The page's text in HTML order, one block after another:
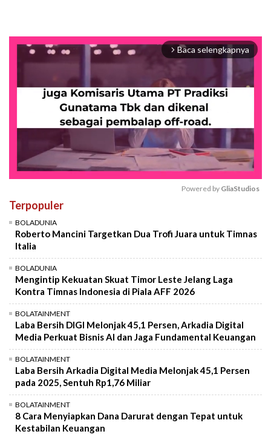
arrow_forward_ios Baca selengkapnya
Powered by GliaStudios
Terpopuler
BOLADUNIA
Roberto Mancini Targetkan Dua Trofi Juara untuk Timnas
Italia
BOLADUNIA
Mengintip Kekuatan Skuat Timor Leste Jelang Laga
Kontra Timnas Indonesia di Piala AFF 2026
BOLATAINMENT
Laba Bersih DIGI Melonjak 45,1 Persen, Arkadia Digital
Media Perkuat Bisnis AI dan Jaga Fundamental Keuangan
BOLATAINMENT
Laba Bersih Arkadia Digital Media Melonjak 45,1 Persen
pada 2025, Sentuh Rp1,76 Miliar
BOLATAINMENT
8 Cara Menyiapkan Dana Darurat dengan Tepat untuk
Kestabilan Keuangan